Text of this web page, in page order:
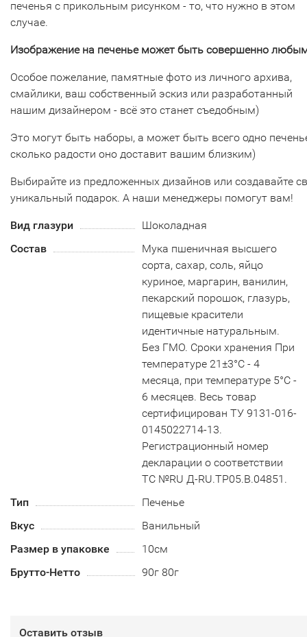
печенья с прикольным рисунком - то, что нужно в этом
случае.
Изображение на печенье может быть совершенно
Особое пожелание, памятные фото из личного архива,
смайлики, ваш собственный эскиз или разработанный
нашим дизайнером - всё это станет съедобным)
Это могут быть наборы, а может быть всего одно
сколько радости оно доставит вашим близким)
Выбирайте из предложенных дизайнов или создавайте
уникальный подарок. А наши менеджеры помогут вам!
Вид глазури
Шоколадная
Состав
Мука пшеничная высшего
сорта, сахар, соль, яйцо
куриное, маргарин, ванилин,
пекарский порошок, глазурь,
пищевые красители
идентичные натуральным.
Без ГМО. Сроки хранения При
температуре 21±3°С - 4
месяца, при температуре 5°С -
6 месяцев. Весь товар
сертифицирован ТУ 9131-016-
0145022714-13.
Регистрационный номер
декларации о соответствии
ТС №RU Д-RU.TP05.B.04851.
Тип
Печенье
Вкус
Ванильный
Размер в упаковке
10см
Брутто-Нетто
90г 80г
Оставить отзыв